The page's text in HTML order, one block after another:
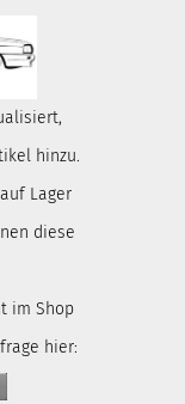
hinzu.
Lager
diese
im Shop
hier: